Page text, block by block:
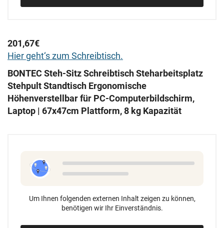
201,67€
Hier geht‘s zum Schreibtisch.
BONTEC Steh-Sitz Schreibtisch Steharbeitsplatz
Stehpult Standtisch Ergonomische
Höhenverstellbar für PC-Computerbildschirm,
Laptop | 67x47cm Plattform, 8 kg Kapazität
Um Ihnen folgenden externen Inhalt zeigen zu können,
benötigen wir Ihr Einverständnis.